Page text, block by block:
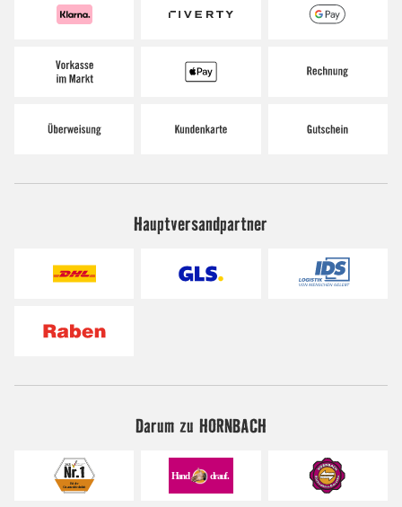
Hauptversandpartner
Darum zu HORNBACH